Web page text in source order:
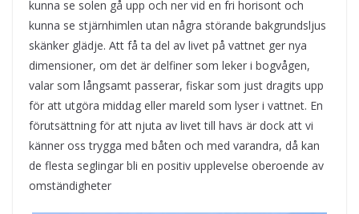
kunna se solen gå upp och ner vid en fri horisont och
kunna se stjärnhimlen utan några störande bakgrundsljus
skänker glädje. Att få ta del av livet på vattnet ger nya
dimensioner, om det är delfiner som leker i bogvågen,
valar som långsamt passerar, fiskar som just dragits upp
för att utgöra middag eller mareld som lyser i vattnet. En
förutsättning för att njuta av livet till havs är dock att vi
känner oss trygga med båten och med varandra, då kan
de flesta seglingar bli en positiv upplevelse oberoende av
omständigheter